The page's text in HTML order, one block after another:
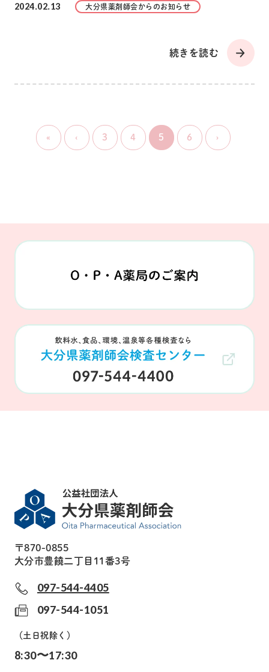
2024.02.13 大分県薬剤師会からのお知らせ
続きを読む
« ‹ 3 4 5 6 ›
〒870-0855
大分市豊饒二丁目11番3号
097-544-4405
097-544-1051
（土日祝除く）
8:30〜17:30